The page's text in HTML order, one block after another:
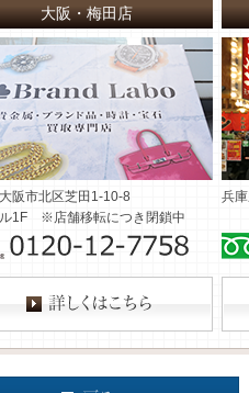
大阪・梅田店
阪市北区芝田1-10-8
1F ※店舗移転につき閉鎖中
兵